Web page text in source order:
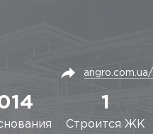
angro.com.ua/
1
Строится ЖК